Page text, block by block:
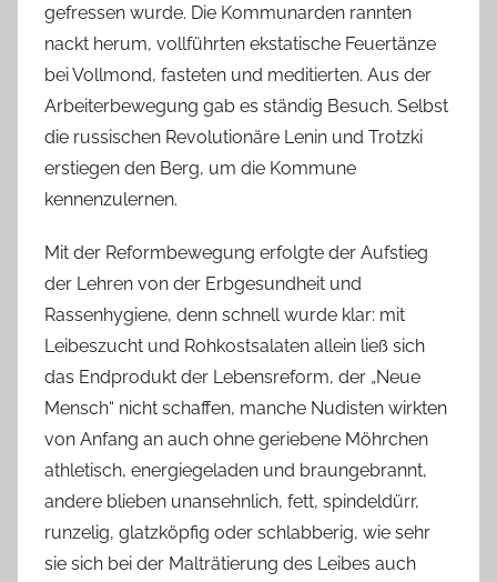
gefressen wurde. Die Kommunarden rannten
nackt herum, vollführten ekstatische Feuertänze
bei Vollmond, fasteten und meditierten. Aus der
Arbeiterbewegung gab es ständig Besuch. Selbst
die russischen Revolutionäre Lenin und Trotzki
erstiegen den Berg, um die Kommune
kennenzulernen.
Mit der Reformbewegung erfolgte der Aufstieg
der Lehren von der Erbgesundheit und
Rassenhygiene, denn schnell wurde klar: mit
Leibeszucht und Rohkostsalaten allein ließ sich
das Endprodukt der Lebensreform, der „Neue
Mensch“ nicht schaffen, manche Nudisten wirkten
von Anfang an auch ohne geriebene Möhrchen
athletisch, energiegeladen und braungebrannt,
andere blieben unansehnlich, fett, spindeldürr,
runzelig, glatzköpfig oder schlabberig, wie sehr
sie sich bei der Malträtierung des Leibes auch